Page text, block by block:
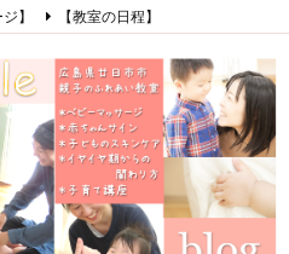
】
【教室の日程】
Facebook Instagram
LINE